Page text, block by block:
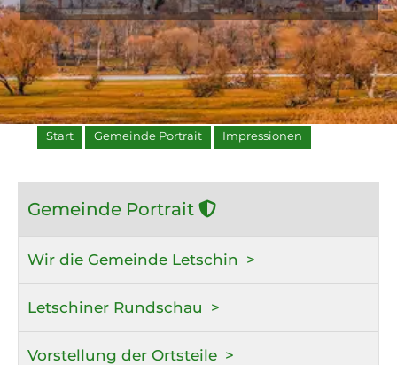
Start Gemeinde Portrait Impressionen
Gemeinde Portrait
Wir die Gemeinde Letschin
Letschiner Rundschau
Vorstellung der Ortsteile